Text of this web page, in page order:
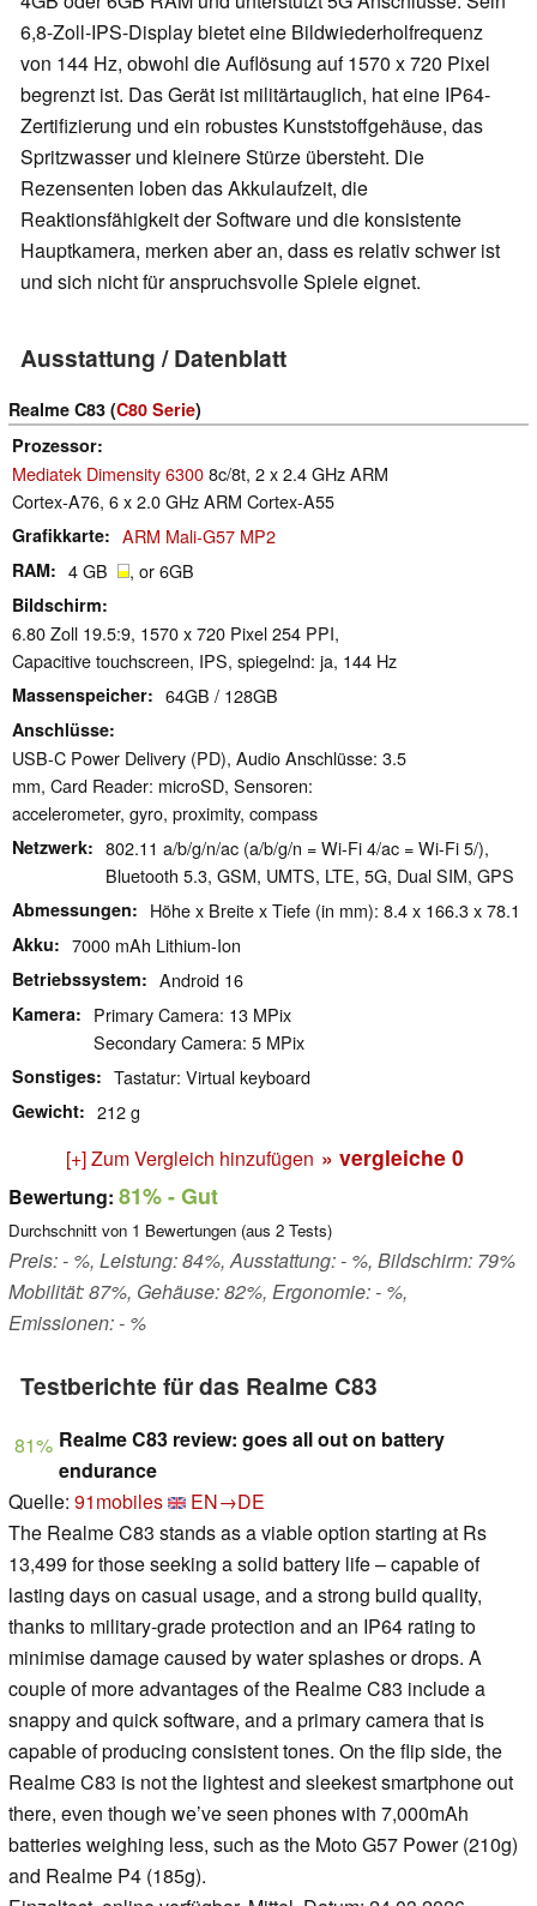
6,8-Zoll-IPS-Display bietet eine Bildwiederholfrequenz
von 144 Hz, obwohl die Auflösung auf 1570 x 720 Pixel
begrenzt ist. Das Gerät ist militärtauglich, hat eine IP64-
Zertifizierung und ein robustes Kunststoffgehäuse, das
Spritzwasser und kleinere Stürze übersteht. Die
Rezensenten loben das Akkulaufzeit, die
Reaktionsfähigkeit der Software und die konsistente
Hauptkamera, merken aber an, dass es relativ schwer ist
und sich nicht für anspruchsvolle Spiele eignet.
Ausstattung / Datenblatt
Realme C83 (C80 Serie)
Prozessor
Mediatek Dimensity 63008c/8t, 2 x 2.4 GHz ARM
Cortex-A76, 6 x 2.0 GHz ARM Cortex-A55
Grafikkarte ARM Mali-G57 MP2
RAM 4 GB , or 6GB
Bildschirm
6.80 Zoll 19.5:9, 1570 x 720 Pixel 254 PPI,
Capacitive touchscreen, IPS, spiegelnd: ja, 144 Hz
Massenspeicher 64GB / 128GB
Anschlüsse
USB-C Power Delivery (PD), Audio Anschlüsse: 3.5
mm, Card Reader: microSD, Sensoren:
accelerometer, gyro, proximity, compass
Netzwerk
802.11 a/b/g/n/ac (a/b/g/n = Wi-Fi 4/ac = Wi-Fi 5/),
Bluetooth 5.3, GSM, UMTS, LTE, 5G, Dual SIM, GPS
Abmessungen Höhe x Breite x Tiefe (in mm): 8.4 x 166.3 x 78.1
Akku 7000 mAh Lithium-Ion
Betriebssystem Android 16
Kamera
Primary Camera: 13 MPix
Secondary Camera: 5 MPix
Sonstiges Tastatur: Virtual keyboard
Gewicht 212 g
[+] Zum Vergleich hinzufügen » vergleiche 0
Bewertung: 81%- Gut
Durchschnitt von 1 Bewertungen (aus 2 Tests)
Preis: - %, Leistung: 84%, Ausstattung: - %, Bildschirm: 79%
Mobilität: 87%, Gehäuse: 82%, Ergonomie: - %,
Emissionen: - %
Testberichte für das Realme C83
81% Realme C83 review: goes all out on battery
endurance
Quelle: 91mobiles
EN→DE
The Realme C83 stands as a viable option starting at Rs
13,499 for those seeking a solid battery life – capable of
lasting days on casual usage, and a strong build quality,
thanks to military-grade protection and an IP64 rating to
minimise damage caused by water splashes or drops. A
couple of more advantages of the Realme C83 include a
snappy and quick software, and a primary camera that is
capable of producing consistent tones. On the flip side, the
Realme C83 is not the lightest and sleekest smartphone out
there, even though we’ve seen phones with 7,000mAh
batteries weighing less, such as the Moto G57 Power (210g)
and Realme P4 (185g).